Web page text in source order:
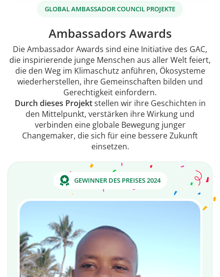
GLOBAL AMBASSADOR COUNCIL PROJEKTE
Ambassadors Awards
Die Ambassador Awards sind eine Initiative des GAC,
die inspirierende junge Menschen aus aller Welt feiert,
die den Weg im Klimaschutz anführen, Ökosysteme
wiederherstellen, ihre Gemeinschaften bilden und
Gerechtigkeit einfordern.
Durch dieses Projektstellen wir ihre Geschichten in
den Mittelpunkt, verstärken ihre Wirkung und
verbinden eine globale Bewegung junger
Changemaker, die sich für eine bessere Zukunft
einsetzen.
GEWINNER DES PREISES 2024